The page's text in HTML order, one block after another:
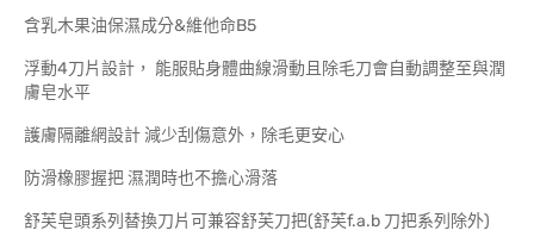
含乳木果油保濕成分&維他命B5
浮動4刀片設計， 能服貼身體曲線滑動且除毛刀會自動調整至與潤
膚皂水平
護膚隔離網設計 減少刮傷意外，除毛更安心
防滑橡膠握把 濕潤時也不擔心滑落
舒芙皂頭系列替換刀片可兼容舒芙刀把(舒芙f.a.b 刀把系列除外)